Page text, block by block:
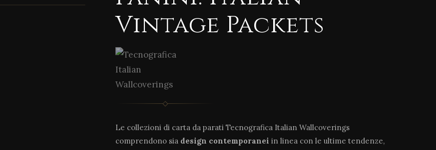
Vintage Packets
Le collezioni di carta da parati Tecnografica Italian Wallcoverings
comprendono sia design contemporanei in linea con le ultime tendenze,